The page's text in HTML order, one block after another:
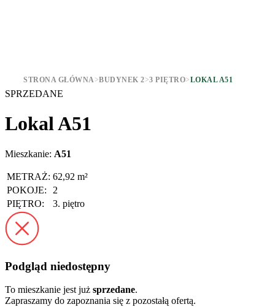
STRONA GŁÓWNA>BUDYNEK 2>3 PIĘTRO>LOKAL A51
SPRZEDANE
Lokal A51
Mieszkanie: A51
METRAŻ: 62,92 m²
POKOJE:
2
PIĘTRO:
3. piętro
Podgląd niedostępny
To mieszkanie jest już sprzedane.
Zapraszamy do zapoznania się z pozostałą ofertą.